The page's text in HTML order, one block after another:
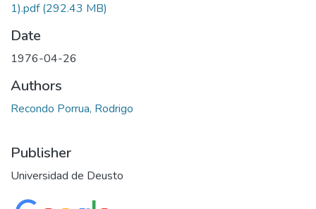
1).pdf(292.43 MB)
Date
1976-04-26
Authors
Recondo Porrua, Rodrigo
Publisher
Universidad de Deusto